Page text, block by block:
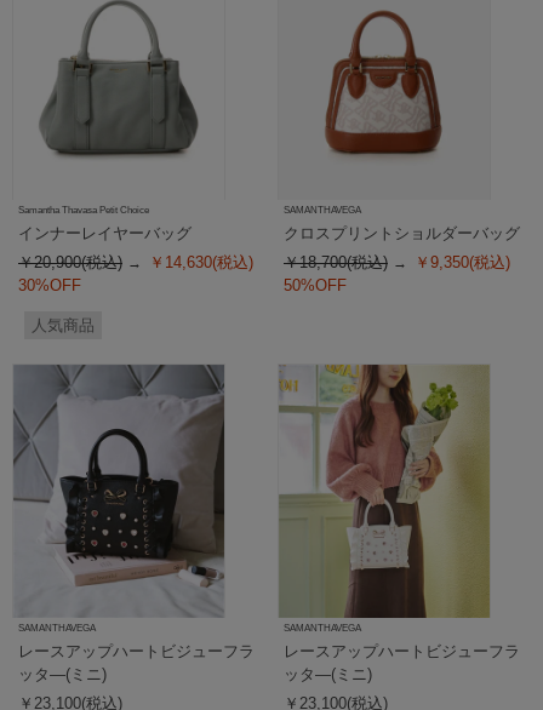
Samantha Thavasa Petit Choice
インナーレイヤーバッグ
￥20,900(税込)
￥14,630(税込)
30%OFF
人気商品
SAMANTHAVEGA
クロスプリントショルダーバッグ
￥18,700(税込)
￥9,350(税込)
50%OFF
SAMANTHAVEGA
レースアップハートビジューフラ
ッタ―(ミニ)
￥23,100(税込)
SAMANTHAVEGA
レースアップハートビジューフラ
ッタ―(ミニ)
￥23,100(税込)